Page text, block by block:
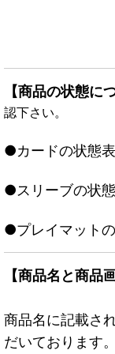
【商品の状態に
認下さい。
●カードの状態
●スリーブの状
●プレイマット
【商品名と商品
商品名に記載さ
だいております。